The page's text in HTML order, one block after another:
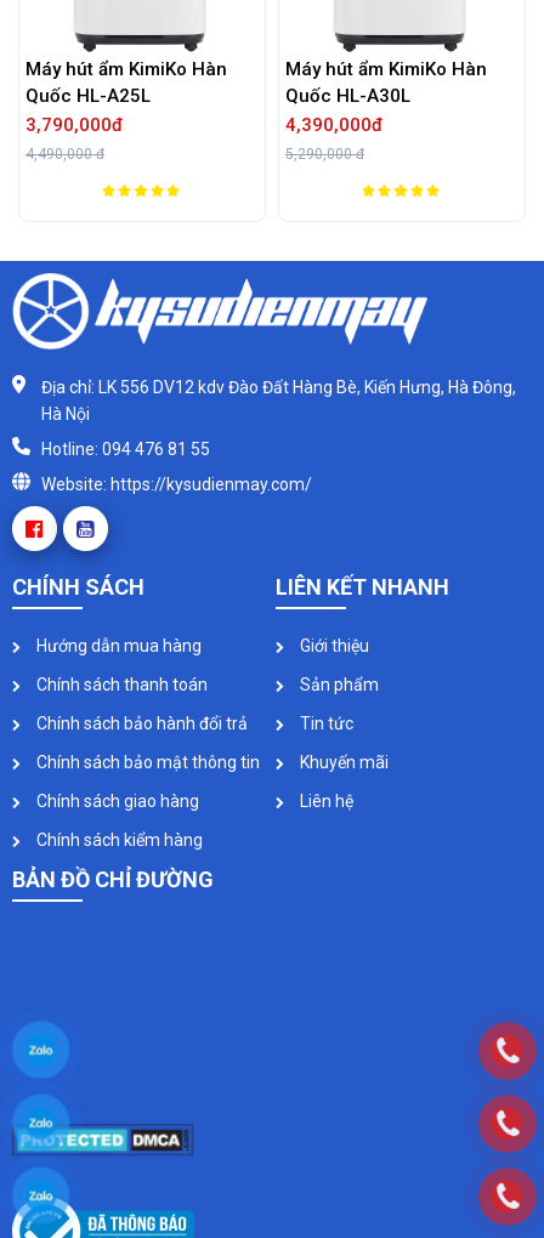
Máy hút ẩm KimiKo Hàn
Quốc HL-A25L
3,790,000đ
4,490,000 đ
Máy hút ẩm KimiKo Hàn
Quốc HL-A30L
4,390,000đ
5,290,000 đ
Địa chỉ: LK 556 DV12 kdv Đào Đất Hàng Bè, Kiến Hưng, Hà Đông,
Hà Nội
Hotline: 094 476 81 55
Website: https://kysudienmay.com/
CHÍNH SÁCH
Hướng dẫn mua hàng
Chính sách thanh toán
Chính sách bảo hành đổi trả
Chính sách bảo mật thông tin
Chính sách giao hàng
Chính sách kiểm hàng
LIÊN KẾT NHANH
Giới thiệu
Sản phẩm
Tin tức
Khuyến mãi
Liên hệ
BẢN ĐỒ CHỈ ĐƯỜNG